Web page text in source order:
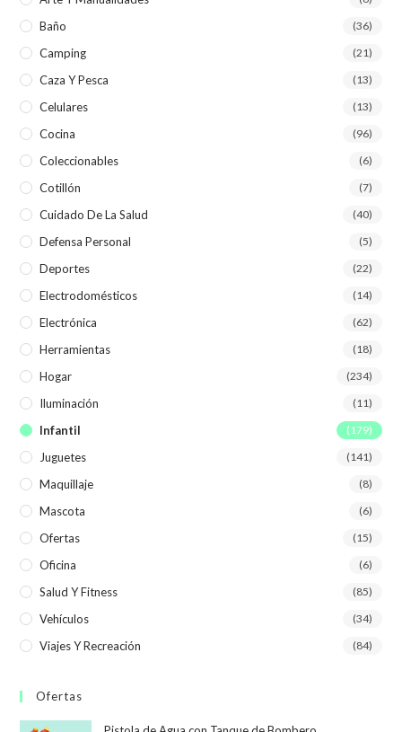
Baño (36)
Camping (21)
Caza Y Pesca (13)
Celulares (13)
Cocina (96)
Coleccionables (6)
Cotillón (7)
Cuidado De La Salud (40)
Defensa Personal (5)
Deportes (22)
Electrodomésticos (14)
Electrónica (62)
Herramientas (18)
Hogar (234)
Iluminación (11)
Infantil (179)
Juguetes (141)
Maquillaje (8)
Mascota (6)
Ofertas (15)
Oficina (6)
Salud Y Fitness (85)
Vehículos (34)
Viajes Y Recreación (84)
Ofertas